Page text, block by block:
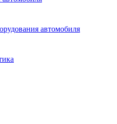
автомобиля